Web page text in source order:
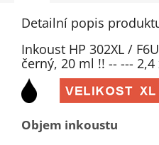
Detailní popis
Inkoust HP 302XL /
černý, 20 ml !! -- ---
Objem inkoustu